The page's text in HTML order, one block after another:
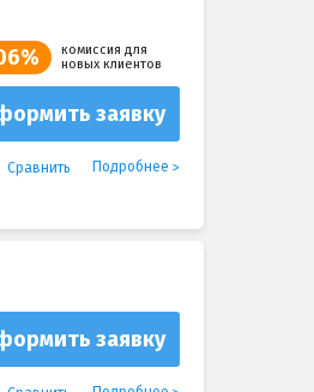
комиссия для
новых клиентов
заявку
Сравнить Подробнее
заявку